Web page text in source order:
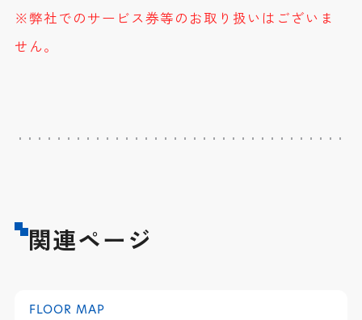
※弊社でのサービス券等のお取り扱いはございま
せん。
関連ページ
FLOOR MAP